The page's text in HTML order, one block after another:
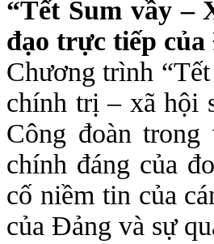
“Tết Sum vầy –
đạo trực tiếp
Chương trình
chính trị – xã hội
Công đoàn
chính đáng của
cố niềm tin của
của Đảng và sự